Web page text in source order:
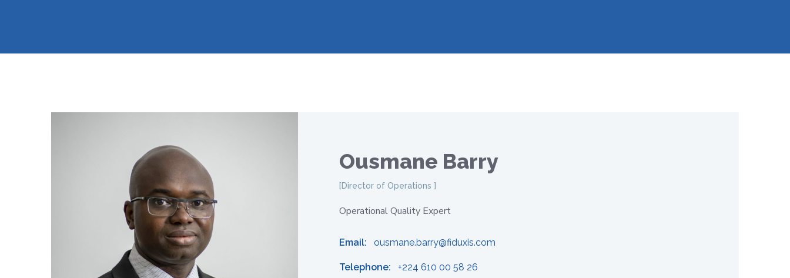
Ousmane Barry
Director of Operations
Operational Quality Expert
Email: ousmane.barry@fiduxis.com
Telephone: +224 610 00 58 26